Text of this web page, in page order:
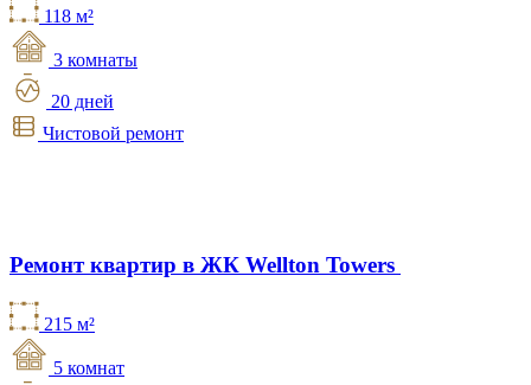
118 м²
3 комнаты
20 дней
Чистовой ремонт
Ремонт квартир в ЖК Wellton Towers
215 м²
5 комнат